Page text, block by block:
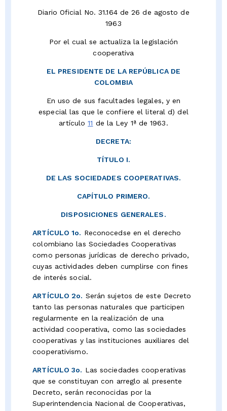
Diario Oficial No. 31.164 de 26 de agosto de
1963
Por el cual se actualiza la legislación
cooperativa
EL PRESIDENTE DE LA REPÚBLICA DE
COLOMBIA
En uso de sus facultades legales, y en
especial las que le confiere el literal d) del
artículo11 de la Ley 1ª de 1963.
DECRETA:
TÍTULO I.
DE LAS SOCIEDADES COOPERATIVAS.
CAPÍTULO PRIMERO.
DISPOSICIONES GENERALES.
ARTÍCULO 1o. Reconocedse en el derecho
colombiano las Sociedades Cooperativas
como personas jurídicas de derecho privado,
cuyas actividades deben cumplirse con fines
de interés social.
ARTÍCULO 2o. Serán sujetos de este Decreto
tanto las personas naturales que participen
regularmente en la realización de una
actividad cooperativa, como las sociedades
cooperativas y las instituciones auxiliares del
cooperativismo.
ARTÍCULO 3o. Las sociedades cooperativas
que se constituyan con arreglo al presente
Decreto, serán reconocidas por la
Superintendencia Nacional de Cooperativas,